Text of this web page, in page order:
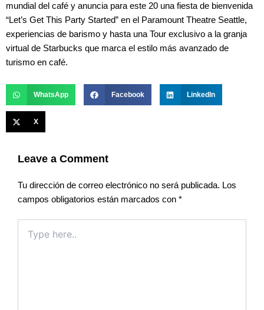
mundial del café y anuncia para este 20 una fiesta de bienvenida
“Let’s Get This Party Started” en el Paramount Theatre Seattle,
experiencias de barismo y hasta una Tour exclusivo a la granja
virtual de Starbucks que marca el estilo más avanzado de
turismo en café.
WhatsApp Facebook LinkedIn
X
Leave a Comment
Tu dirección de correo electrónico no será publicada. Los
campos obligatorios están marcados con *
here..